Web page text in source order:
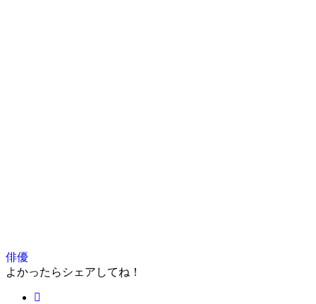
俳優
よかったらシェアしてね！